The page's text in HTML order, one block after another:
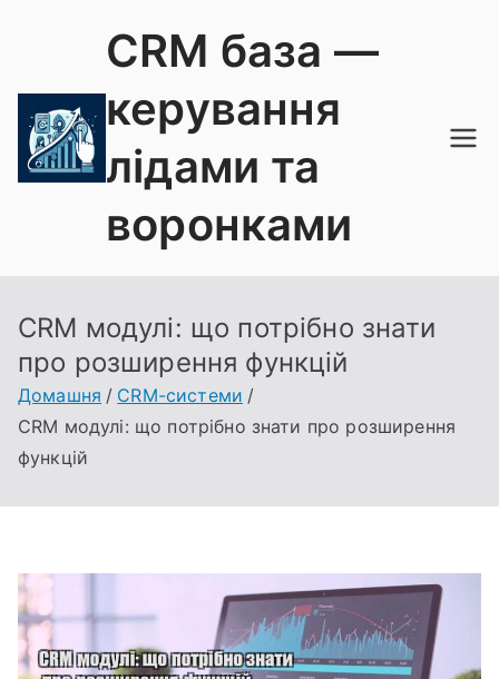
CRM база —
керування
лідами та
воронками
CRM модулі: що потрібно знати
про розширення функцій
Домашня
CRM-системи
CRM модулі: що потрібно знати про розширення
функцій